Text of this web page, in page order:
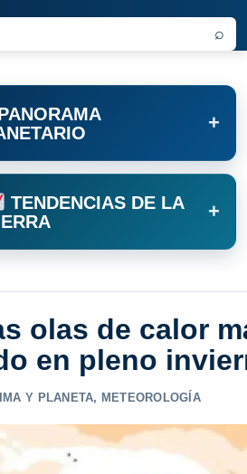
⌕
+
TENDENCIAS DE LA
+
olas de calor
en pleno
Y PLANETA, METEOROLOGÍA